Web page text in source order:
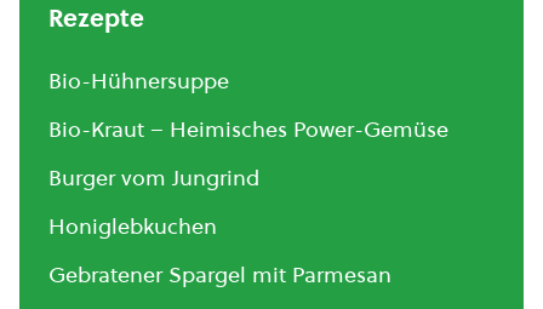
Rezepte
Bio-Hühnersuppe
Bio-Kraut – Heimisches Power-Gemüse
Burger vom Jungrind
Honiglebkuchen
Gebratener Spargel mit Parmesan